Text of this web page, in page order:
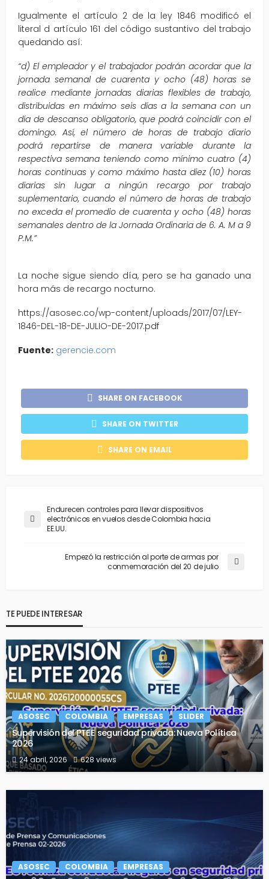
Igualmente el artículo 2 de la ley 1846 modificó el
literal d artículo 161 del código sustantivo del trabajo
quedando así:
“d) El empleador y el trabajador podrán acordar que la
jornada semanal de cuarenta y ocho (48) horas se
realice mediante jornadas diarias flexibles de trabajo,
distribuidas en máximo seis días a la semana con un
día de descanso obligatorio, que podrá coincidir con el
domingo. Así, el número de horas de trabajo diario
podrá repartirse de manera variable durante la
respectiva semana teniendo como mínimo cuatro (4)
horas continuas y como máximo hasta diez (10) horas
diarias sin lugar a ningún recargo por trabajo
suplementario, cuando el número de horas de trabajo
no exceda el promedio de cuarenta y ocho (48) horas
semanales dentro de la Jornada Ordinaria de 6. A. M a 9
P.M.”
La noche sigue siendo día, pero se ha ganado una
hora más de recargo nocturno.
https://asosec.co/wp-content/uploads/2017/07/LEY-
1846-DEL-18-DE-JULIO-DE-2017.pdf
Fuente: gerencie.com
SHARE ON FACEBOOK
SHARE ON TWITTER
SHARE ON EMAIL
Endurecen controles para llevar dispositivos
electrónicos en vuelos desde Colombia hacia
EE.UU.
Empezó la restricción al porte de armas por
conmemoración del 20 de julio
TE PUEDE INTERESAR
ASOSEC COLOMBIA EMPRESAS SLIDER
Supervisión del PTEE seguridad privada: Nueva Política
2026
24 abril, 2026 628 views
ASOSEC COLOMBIA EMPRESAS